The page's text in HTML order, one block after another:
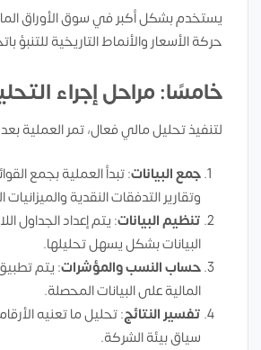
يستخدم بشكل أكبر في سوق الأوراق
حركة الأسعار والأنماط التاريخية للتنبؤ
خامسًا: مراحل إجراء
لتنفيذ تحليل مالي فعال، تمر العملية
جمع البيانات: تبدأ العملية بجمع
وتقارير التدفقات النقدية والميزانيات
تنظيم البيانات: يتم إعداد الجداول
البيانات بشكل يسهل تحليلها.
حساب النسب والمؤشرات: يتم
المالية على البيانات المحصلة.
تفسير النتائج: تحليل ما تعنيه
سياق بيئة الشركة.